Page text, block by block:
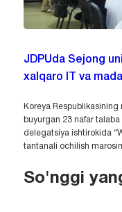
JDPUda Sejong
xalqaro IT va
Koreya
buyurgan 23 nafar
delegatsiya ishtirokida
tantanali ochilish
So'nggi